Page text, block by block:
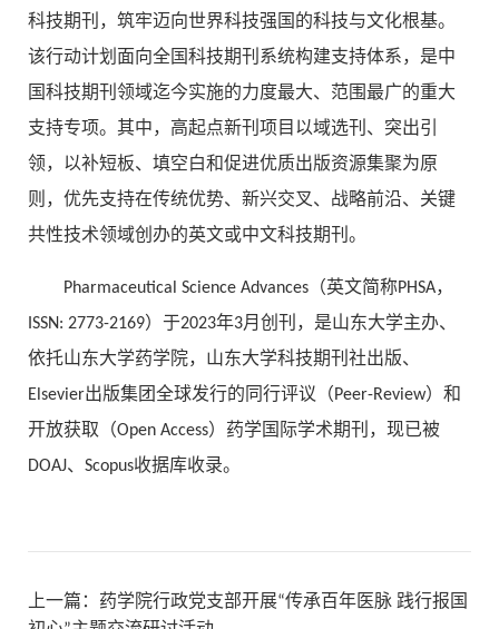
科技期刊，筑牢迈向世界科技强国的科技与文化根基。
该行动计划面向全国科技期刊系统构建支持体系，是中
国科技期刊领域迄今实施的力度最大、范围最广的重大
支持专项。其中，高起点新刊项目以域选刊、突出引
领，以补短板、填空白和促进优质出版资源集聚为原
则，优先支持在传统优势、新兴交叉、战略前沿、关键
共性技术领域创办的英文或中文科技期刊。
Pharmaceutical Science Advances（英文简称PHSA，
ISSN: 2773-2169）于2023年3月创刊，是山东大学主办、
依托山东大学药学院，山东大学科技期刊社出版、
Elsevier出版集团全球发行的同行评议（Peer-Review）和
开放获取（Open Access）药学国际学术期刊，现已被
DOAJ、Scopus收据库收录。
上一篇： 药学院行政党支部开展“传承百年医脉 践行报国